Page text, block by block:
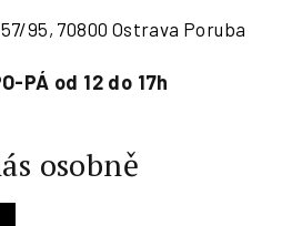
95, 70800 Ostrava Poruba
PÁ od 12 do 17h
osobně